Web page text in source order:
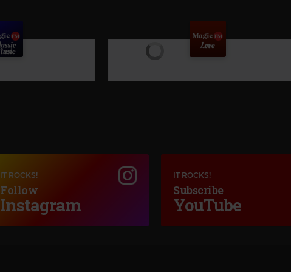
IT ROCKS!
Follow
Instagram
IT ROCKS!
Subscribe
YouTube